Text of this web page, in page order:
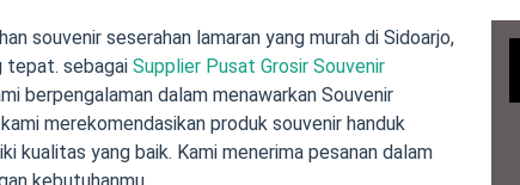
souvenir seserahan lamaran yang murah di Sidoarjo,
tepat. sebagai Supplier Pusat Grosir Souvenir
berpengalaman dalam menawarkan Souvenir
merekomendasikan produk souvenir handuk
kualitas yang baik. Kami menerima pesanan dalam